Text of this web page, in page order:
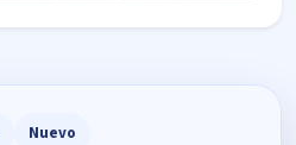
Nuevo